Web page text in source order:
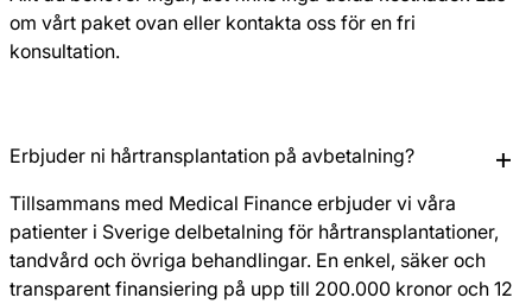
om vårt paket ovan eller kontakta oss för en fri
konsultation.
Erbjuder ni hårtransplantation på avbetalning?
Tillsammans med Medical Finance erbjuder vi våra
patienter i Sverige delbetalning för hårtransplantationer,
tandvård och övriga behandlingar. En enkel, säker och
transparent finansiering på upp till 200.000 kronor och 12